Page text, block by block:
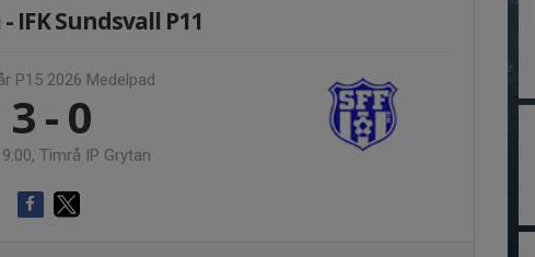
IFK Sundsvall P11
P15 2026 Medelpad
3 - 0
Timrå IP Grytan